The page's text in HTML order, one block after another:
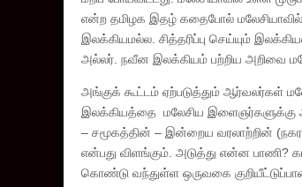
என்ற தமிழக இதழ் கதைபோல்
இலக்கியமல்ல. சித்தரிப்பு செய்யும்
அல்லர். நவீன இலக்கியம் பற்றிய அறிவை
அங்குக் கூட்டம் ஏற்படுத்தும் ஆர்வலர்கள்
இலக்கியத்தை மலேசிய இளைஞர்களுக்கு
– சமூகத்தின் – இன்றைய வரலாற்றின்
என்பது விளங்கும். அடுத்து என்ன
கொண்டு வந்துள்ள ஒருவகை